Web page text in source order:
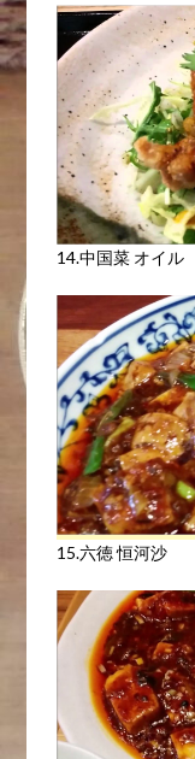
14.中国菜 オイル
15.六徳 恒河沙